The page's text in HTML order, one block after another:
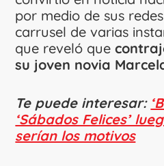
por medio de sus
carrusel de varias
que reveló que
su joven novia
Te puede interesar:
‘Sábados Felices’
serían los motivos